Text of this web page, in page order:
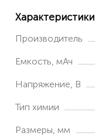
Характеристики
Производитель
Емкость, мАч
Напряжение, В
Тип химии
Размеры, мм